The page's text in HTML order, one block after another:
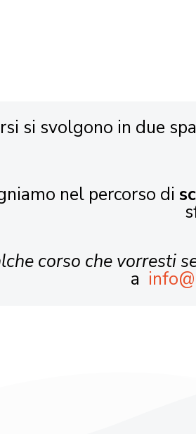
si svolgono in due
nel percorso di
corso che vorresti
a